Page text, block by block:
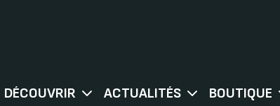
DÉCOUVRIR ACTUALITÉS BOUTIQUE